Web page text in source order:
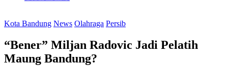
Kota Bandung News Olahraga Persib
“Bener” Miljan Radovic Jadi Pelatih
Maung Bandung?